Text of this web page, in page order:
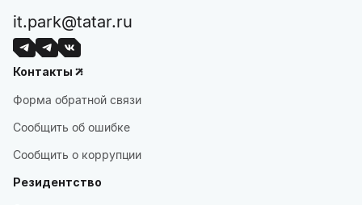
it.park@tatar.ru
Контакты
Форма обратной связи
Сообщить об ошибке
Сообщить о коррупции
Резидентство